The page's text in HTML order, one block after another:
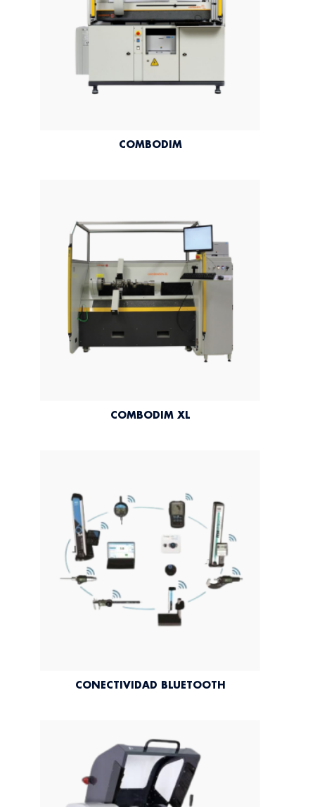
COMBODIM
COMBODIM XL
CONECTIVIDAD BLUETOOTH